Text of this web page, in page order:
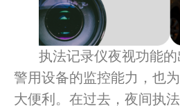
执法记录仪夜视功能
警用设备的监控能力，也
大便利。在过去，夜间执